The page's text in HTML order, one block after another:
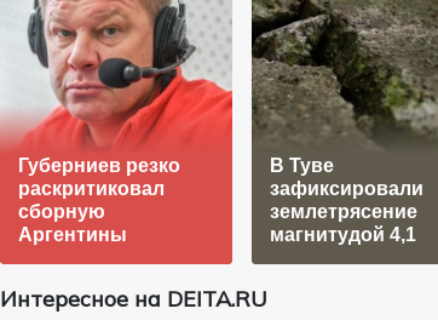
Губерниев резко
раскритиковал
сборную
Аргентины
В Туве
зафиксировали
землетрясение
магнитудой 4,1
Интересное на DEITA.RU